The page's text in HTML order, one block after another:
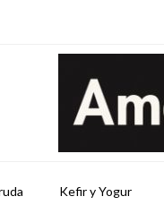
Kefir y Yogur